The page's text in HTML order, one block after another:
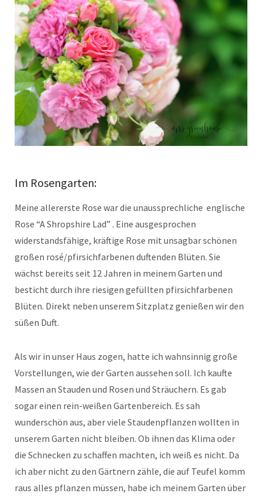
Im Rosengarten:
Meine allererste Rose war die unaussprechliche englische
Rose “A Shropshire Lad” . Eine ausgesprochen
widerstandsfähige, kräftige Rose mit unsagbar schönen
großen rosé/pfirsichfarbenen duftenden Blüten. Sie
wächst bereits seit 12 Jahren in meinem Garten und
besticht durch ihre riesigen gefüllten pfirsichfarbenen
Blüten. Direkt neben unserem Sitzplatz genießen wir den
süßen Duft.
Als wir in unser Haus zogen, hatte ich wahnsinnig große
Vorstellungen, wie der Garten aussehen soll. Ich kaufte
Massen an Stauden und Rosen und Sträuchern. Es gab
sogar einen rein-weißen Gartenbereich. Es sah
wunderschön aus, aber viele Staudenpflanzen wollten in
unserem Garten nicht bleiben. Ob ihnen das Klima oder
die Schnecken zu schaffen machten, ich weiß es nicht. Da
ich aber nicht zu den Gärtnern zähle, die auf Teufel komm
raus alles pflanzen müssen, habe ich meinem Garten über